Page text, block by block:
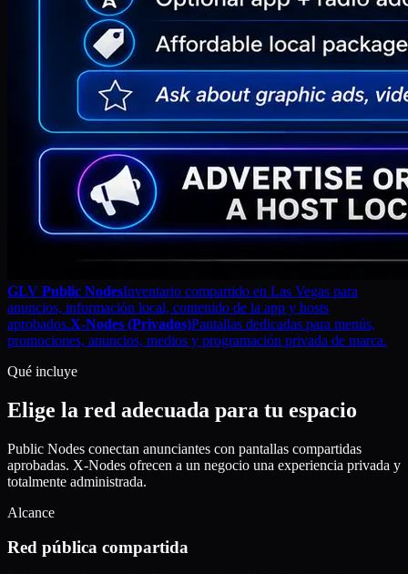
GLV Public NodesInventario compartido en Las Vegas para
anuncios, información local, contenido de la app y hosts
aprobados.X-Nodes (Privados)Pantallas dedicadas para menús,
promociones, anuncios, medios y programación privada de marca.
Qué incluye
Elige la red adecuada para tu espacio
Public Nodes conectan anunciantes con pantallas compartidas
aprobadas. X-Nodes ofrecen a un negocio una experiencia privada y
totalmente administrada.
Alcance
Red pública compartida